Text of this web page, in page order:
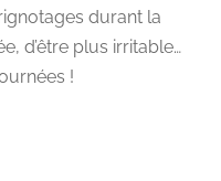
durant la
d’être plus irritable…
!